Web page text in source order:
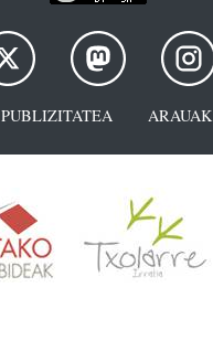
PUBLIZITATEA ARAUAK